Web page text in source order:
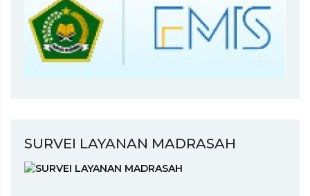
SURVEI LAYANAN MADRASAH